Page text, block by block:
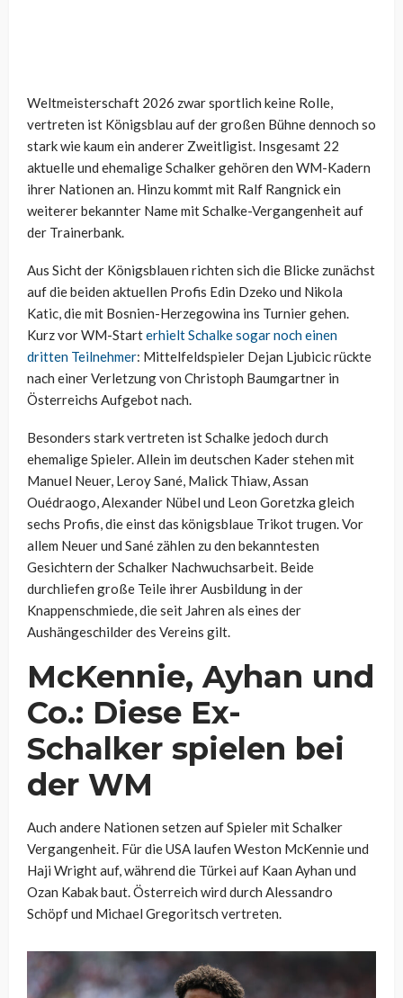
Weltmeisterschaft 2026 zwar sportlich keine Rolle,
vertreten ist Königsblau auf der großen Bühne dennoch so
stark wie kaum ein anderer Zweitligist. Insgesamt 22
aktuelle und ehemalige Schalker gehören den WM-Kadern
ihrer Nationen an. Hinzu kommt mit Ralf Rangnick ein
weiterer bekannter Name mit Schalke-Vergangenheit auf
der Trainerbank.
Aus Sicht der Königsblauen richten sich die Blicke zunächst
auf die beiden aktuellen Profis Edin Dzeko und Nikola
Katic, die mit Bosnien-Herzegowina ins Turnier gehen.
Kurz vor WM-Starterhielt Schalke sogar noch einen
dritten Teilnehmer: Mittelfeldspieler Dejan Ljubicic rückte
nach einer Verletzung von Christoph Baumgartner in
Österreichs Aufgebot nach.
Besonders stark vertreten ist Schalke jedoch durch
ehemalige Spieler. Allein im deutschen Kader stehen mit
Manuel Neuer, Leroy Sané, Malick Thiaw, Assan
Ouédraogo, Alexander Nübel und Leon Goretzka gleich
sechs Profis, die einst das königsblaue Trikot trugen. Vor
allem Neuer und Sané zählen zu den bekanntesten
Gesichtern der Schalker Nachwuchsarbeit. Beide
durchliefen große Teile ihrer Ausbildung in der
Knappenschmiede, die seit Jahren als eines der
Aushängeschilder des Vereins gilt.
McKennie, Ayhan und
Co.: Diese Ex-
Schalker spielen bei
der WM
Auch andere Nationen setzen auf Spieler mit Schalker
Vergangenheit. Für die USA laufen Weston McKennie und
Haji Wright auf, während die Türkei auf Kaan Ayhan und
Ozan Kabak baut. Österreich wird durch Alessandro
Schöpf und Michael Gregoritsch vertreten.